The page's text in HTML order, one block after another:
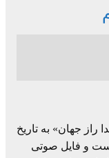
جهان» به تاریخ
است و فایل صوتی